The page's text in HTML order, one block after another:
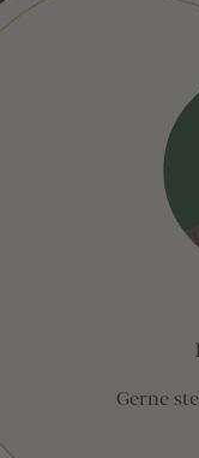
Gerne